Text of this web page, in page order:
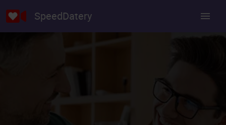
SpeedDatery